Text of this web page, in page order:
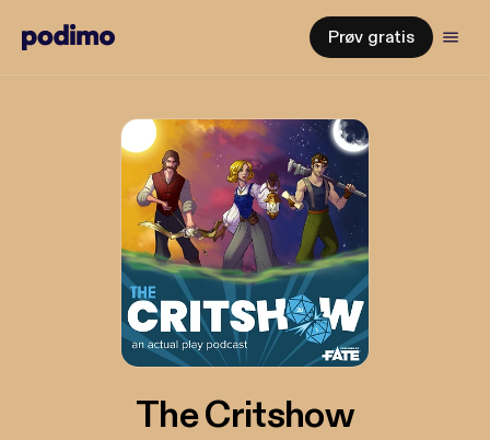
Prøv gratis
The Critshow